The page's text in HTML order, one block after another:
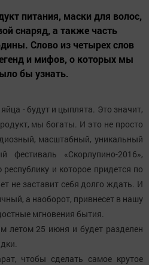
питания, маски для волос,
снаряд, а также часть
Слово из четырех слов
и мифов, о которых мы
бы узнать.
- будут и цыплята. Это значит,
мы богаты. И это не просто
масштабный, уникальный
«Скорлупино-2016»,
и которое придется по
не заставит себя долго ждать. И
а наоборот, привнесет в нашу
мгновения бытия.
летом 25 июня и будет разделен
чтобы сделать самое крутое